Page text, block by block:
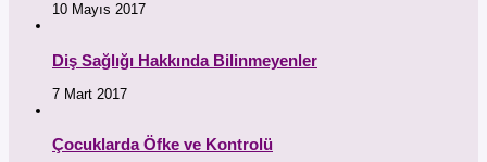
10 Mayıs 2017
Diş Sağlığı Hakkında Bilinmeyenler
7 Mart 2017
Çocuklarda Öfke ve Kontrolü